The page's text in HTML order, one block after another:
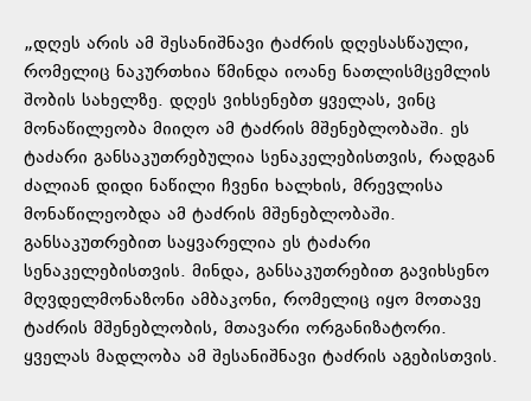
„დღეს არის ამ შესანიშნავი ტაძრის დღესასწაული,
რომელიც ნაკურთხია წმინდა იოანე ნათლისმცემლის
შობის სახელზე. დღეს ვიხსენებთ ყველას, ვინც
მონაწილეობა მიიღო ამ ტაძრის მშენებლობაში. ეს
ტაძარი განსაკუთრებულია სენაკელებისთვის, რადგან
ძალიან დიდი ნაწილი ჩვენი ხალხის, მრევლისა
მონაწილეობდა ამ ტაძრის მშენებლობაში.
განსაკუთრებით საყვარელია ეს ტაძარი
სენაკელებისთვის. მინდა, განსაკუთრებით გავიხსენო
მღვდელმონაზონი ამბაკონი, რომელიც იყო მოთავე
ტაძრის მშენებლობის, მთავარი ორგანიზატორი.
ყველას მადლობა ამ შესანიშნავი ტაძრის აგებისთვის.